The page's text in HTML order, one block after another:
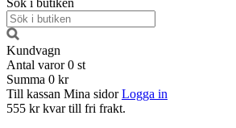
Sök i butiken
Kundvagn
Antal varor 0 st
Summa 0 kr
Till kassan Mina sidor Logga in
555 kr kvar till fri frakt.